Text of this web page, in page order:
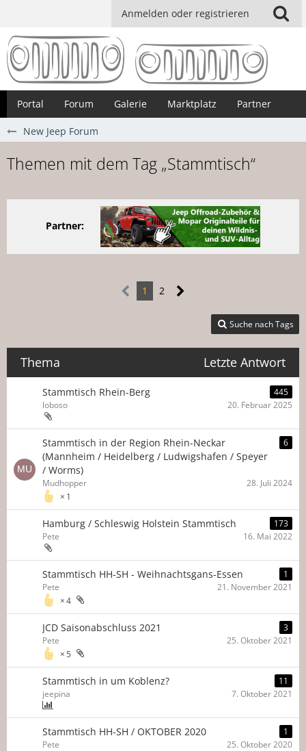
Anmelden oder registrieren
Portal Forum Galerie Marktplatz Partner
New Jeep Forum
Themen mit dem Tag „Stammtisch“
Partner:
1 2
Suche nach Tags
Thema Letzte Antwort
Stammtisch Rhein-Berg
445
loboso
20. Februar 2025
Stammtisch in der Region Rhein-Neckar
(Mannheim / Heidelberg / Ludwigshafen / Speyer
/ Worms)
6
1
Mudhopper 28. Juli 2024
Hamburg / Schleswig Holstein Stammtisch
173
Pete
16. Mai 2022
Stammtisch HH-SH - Weihnachtsgans-Essen 1
4
Pete 21. November 2021
JCD Saisonabschluss 2021 3
5
Pete 25. Oktober 2021
Stammtisch in um Koblenz?
11
jeepina
7. Oktober 2021
Stammtisch HH-SH / OKTOBER 2020 1
Pete 25. Oktober 2020